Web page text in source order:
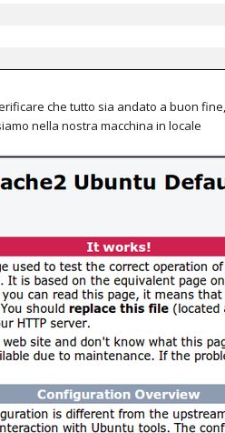
che tutto sia andato a buon
nella nostra macchina in locale